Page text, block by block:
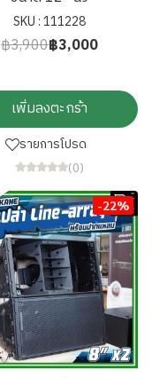
SKU : 111228
฿3,900฿3,000
เพิ่มลงตะกร้า
รายการโปรด
(0)
-22%